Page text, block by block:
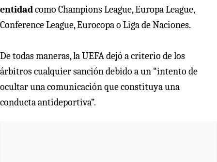
entidadcomo Champions League, Europa League,
Conference League, Eurocopa o Liga de Naciones.
De todas maneras, la UEFA dejó a criterio de los
árbitros cualquier sanción debido a un “intento de
ocultar una comunicación que constituya una
conducta antideportiva”.